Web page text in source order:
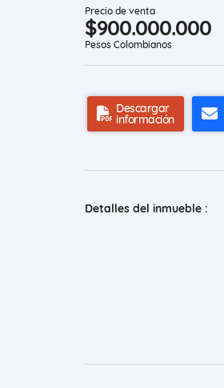
Precio de venta
$900.000.000
Pesos Colombianos
Descargar
información
Detalles del inmueble :